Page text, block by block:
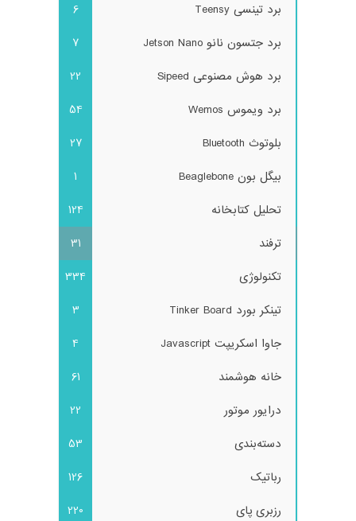
برد تینسی Teensy
6
برد جتسون نانو Jetson Nano
7
برد هوش مصنوعی Sipeed
22
برد ویموس Wemos
54
بلوتوث Bluetooth
27
بیگل بون Beaglebone
1
تحلیل کتابخانه
124
ترفند
31
تکنولوژی
334
تینکر بورد Tinker Board
3
جاوا اسکریپت Javascript
4
خانه هوشمند
61
درایور موتور
22
دسته‌بندی
53
رباتیک
126
رزبری پای
220